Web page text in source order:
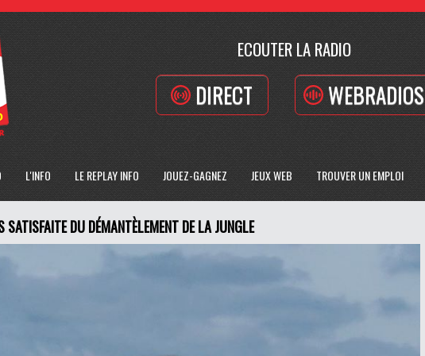
ECOUTER LA RADIO
DIRECT WEBRADIOS
L'INFO LE REPLAY INFO JOUEZ-GAGNEZ JEUX WEB TROUVER UN EMPLOI
SATISFAITE DU DÉMANTÈLEMENT DE LA JUNGLE